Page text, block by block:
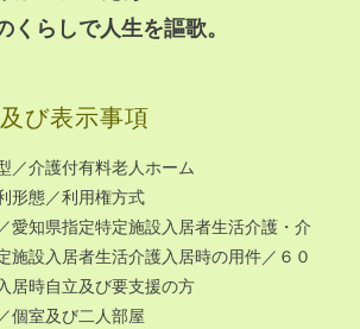
くらしで人生を謳歌。
び表示事項
／介護付有料老人ホーム
形態／利用権方式
愛知県指定特定施設入居者生活介護・介
施設入居者生活介護入居時の用件／６０
居時自立及び要支援の方
個室及び二人部屋